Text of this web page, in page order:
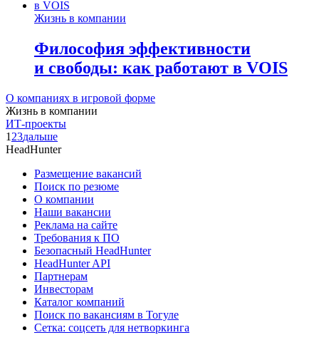
Жизнь в компании
Философия эффективности
и свободы: как работают в VOIS
О компаниях в игровой форме
Жизнь в компании
ИТ-проекты
1 23дальше
HeadHunter
Размещение вакансий
Поиск по резюме
О компании
Наши вакансии
Реклама на сайте
Требования к ПО
Безопасный HeadHunter
HeadHunter API
Партнерам
Инвесторам
Каталог компаний
Поиск по вакансиям в Тогуле
Сетка: соцсеть для нетворкинга